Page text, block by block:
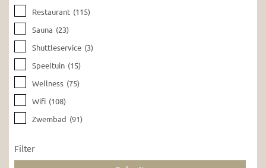
Restaurant (115)
Sauna (23)
Shuttleservice (3)
Speeltuin (15)
Wellness (75)
Wifi (108)
Zwembad (91)
Filter